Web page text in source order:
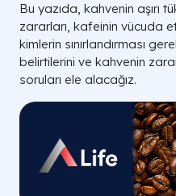
Bu yazıda, kahvenin aşırı
zararları, kafeinin vücuda
kimlerin sınırlandırması
belirtilerini ve kahvenin
soruları ele alacağız.